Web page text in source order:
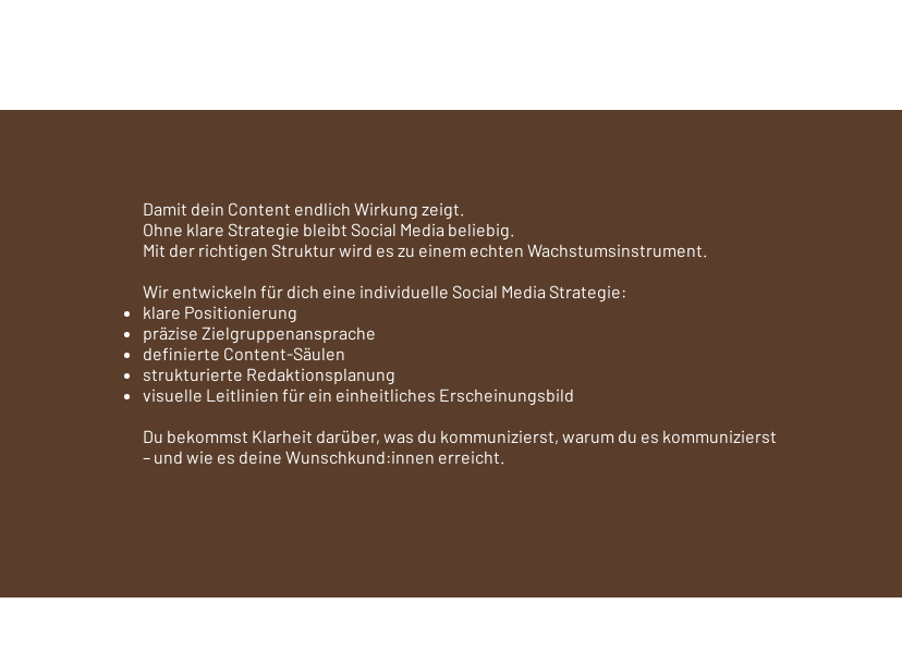
Damit dein Content endlich Wirkung zeigt.
Ohne klare Strategie bleibt Social Media beliebig.
Mit der richtigen Struktur wird es zu einem echten Wachstumsinstrument.
Wir entwickeln für dich eine individuelle Social Media Strategie:
klare Positionierung
präzise Zielgruppenansprache
definierte Content-Säulen
strukturierte Redaktionsplanung
visuelle Leitlinien für ein einheitliches Erscheinungsbild
Du bekommst Klarheit darüber, was du kommunizierst, warum du es kommunizierst
– und wie es deine Wunschkund:innen erreicht.